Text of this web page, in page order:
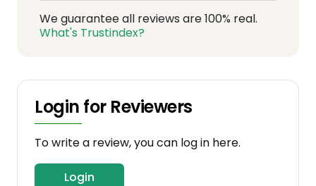
We guarantee all reviews are 100% real.
What's Trustindex?
Login for Reviewers
To write a review, you can log in here.
Login